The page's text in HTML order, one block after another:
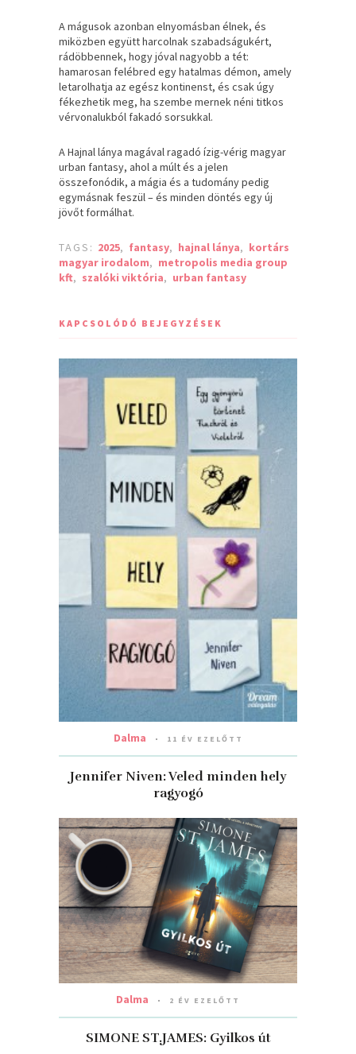
A mágusok azonban elnyomásban élnek, és
miközben együtt harcolnak szabadságukért,
rádöbbennek, hogy jóval nagyobb a tét:
hamarosan felébred egy hatalmas démon, amely
letarolhatja az egész kontinenst, és csak úgy
fékezhetik meg, ha szembe mernek néni titkos
vérvonalukból fakadó sorsukkal.
A Hajnal lánya magával ragadó ízig-vérig magyar
urban fantasy, ahol a múlt és a jelen
összefonódik, a mágia és a tudomány pedig
egymásnak feszül – és minden döntés egy új
jövőt formálhat.
TAGS: 2025, fantasy, hajnal lánya, kortárs
magyar irodalom, metropolis media group
kft, szalóki viktória, urban fantasy
KAPCSOLÓDÓ BEJEGYZÉSEK
Dalma 11 ÉV EZELŐTT
Jennifer Niven: Veled minden hely
ragyogó
Dalma 2 ÉV EZELŐTT
SIMONE ST.JAMES: Gyilkos ​út